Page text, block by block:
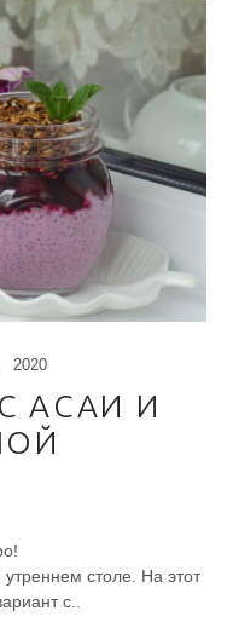
2020
АСАИ И
столе. На этот
с..